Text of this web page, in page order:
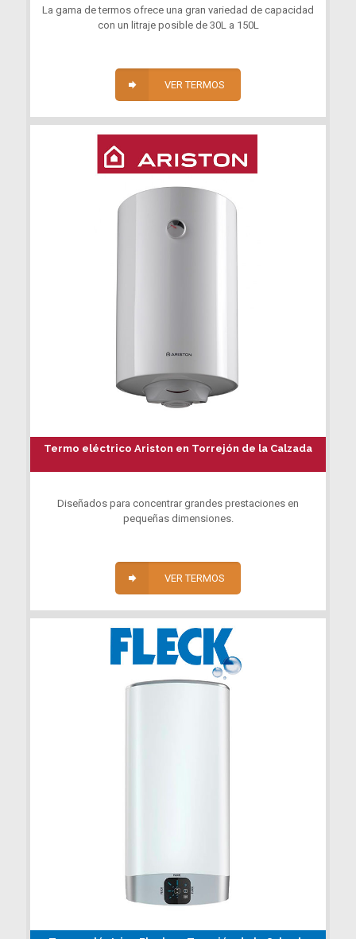
La gama de termos ofrece una gran variedad de capacidad
con un litraje posible de 30L a 150L
VER TERMOS
Termo eléctrico Ariston en Torrejón de la Calzada
Diseñados para concentrar grandes prestaciones en
pequeñas dimensiones.
VER TERMOS